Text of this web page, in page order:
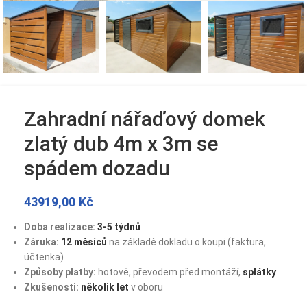
Zahradní nářaďový domek
zlatý dub 4m x 3m se
spádem dozadu
43919,00 Kč
Doba realizace: 3-5 týdnů
Záruka: 12 měsíců na základě dokladu o koupi (faktura,
účtenka)
Způsoby platby: hotově, převodem před montáží, splátky
Zkušenosti: několik let v oboru